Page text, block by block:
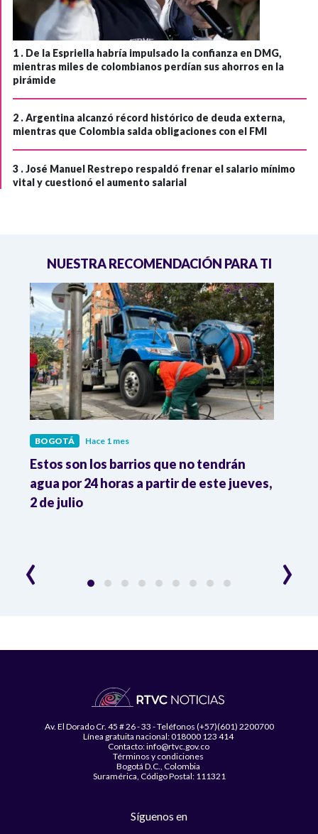
1 . De la Espriella habría impulsado la confianza en DMG,
mientras miles de colombianos perdían sus ahorros en la
pirámide
2 .Argentina alcanzó récord histórico de deuda externa,
mientras que Colombia salda obligaciones con el FMI
3 .José Manuel Restrepo respaldó frenar el salario mínimo
vital y cuestionó el aumento salarial
NUESTRA RECOMENDACIÓN PARA TI
BOGOTÁ Hace 1 mes
Estos son los barrios que no tendrán
agua por 24 horas a partir de este jueves,
2 de julio
‹ ›
Av. El Dorado Cr. 45 # 26 - 33 - Teléfonos (+57)(601) 2200700
Línea gratuita nacional: 018000 123 414
Contacto: info@rtvc.gov.co
Términos y condiciones
Bogotá D.C., Colombia
Suramérica, Código Postal: 111321
Síguenos en